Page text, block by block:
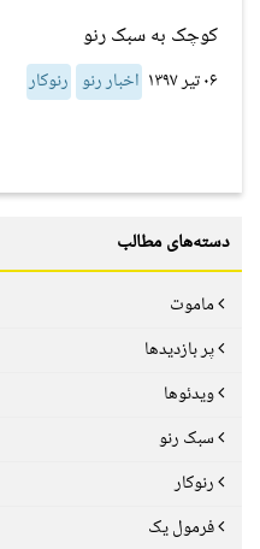
کوچک به سبک رنو
۰۶ تیر ۱۳۹۷ اخبار رنو رنوکار
دسته‌های مطالب
ماموت
پر بازدیدها
ویدئوها
سبک رنو
رنوکار
فرمول یک